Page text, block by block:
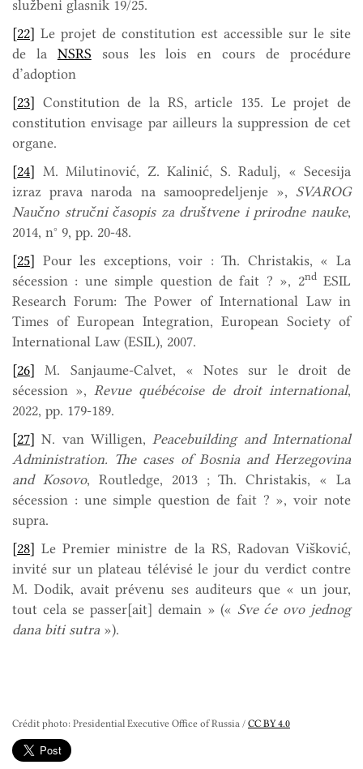
službeni glasnik 19/25.
[22] Le projet de constitution est accessible sur le site
de la NSRS sous les lois en cours de procédure
d’adoption
[23] Constitution de la RS, article 135. Le projet de
constitution envisage par ailleurs la suppression de cet
organe.
[24] M. Milutinović, Z. Kalinić, S. Radulj, « Secesija
izraz prava naroda na samoopredeljenje », SVAROG
Naučno stručni časopis za društvene i prirodne nauke,
2014, n° 9, pp. 20-48.
[25] Pour les exceptions, voir : Th. Christakis, « La
sécession : une simple question de fait ? », 2ndESIL
Research Forum: The Power of International Law in
Times of European Integration, European Society of
International Law (ESIL), 2007.
[26] M. Sanjaume-Calvet, « Notes sur le droit de
sécession », Revue québécoise de droit international,
2022, pp. 179-189.
[27] N. van Willigen, Peacebuilding and International
Administration. The cases of Bosnia and Herzegovina
and Kosovo, Routledge, 2013 ; Th. Christakis, « La
sécession : une simple question de fait ? », voir note
supra.
[28] Le Premier ministre de la RS, Radovan Višković,
invité sur un plateau télévisé le jour du verdict contre
M. Dodik, avait prévenu ses auditeurs que « un jour,
tout cela se passer[ait] demain » (« Sve će ovo jednog
dana biti sutra »).
Crédit photo: Presidential Executive Office of Russia / CC BY 4.0